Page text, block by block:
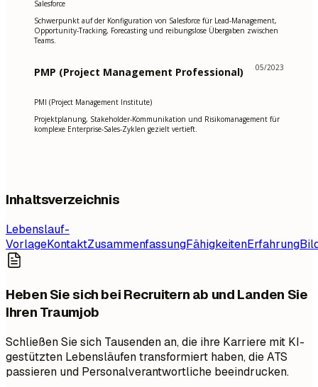
Salesforce
Schwerpunkt auf der Konfiguration von Salesforce für Lead-Management,
Opportunity-Tracking, Forecasting und reibungslose Übergaben zwischen
Teams.
PMP (Project Management Professional) 05/2023
PMI (Project Management Institute)
Projektplanung, Stakeholder-Kommunikation und Risikomanagement für
komplexe Enterprise-Sales-Zyklen gezielt vertieft.
Inhaltsverzeichnis
Lebenslauf-
VorlageKontaktZusammenfassungFähigkeitenErfahrung
Heben Sie sich bei Recruitern ab und Landen Sie
Ihren Traumjob
Schließen Sie sich Tausenden an, die ihre Karriere mit KI-
gestützten Lebensläufen transformiert haben, die ATS
passieren und Personalverantwortliche beeindrucken.